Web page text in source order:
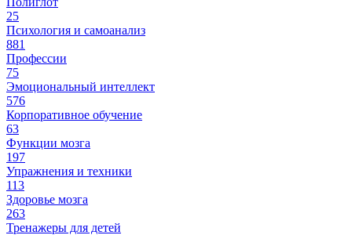
25
Психология и самоанализ
881
Профессии
75
Эмоциональный интеллект
576
Корпоративное обучение
63
Функции мозга
197
Упражнения и техники
113
Здоровье мозга
263
Тренажеры для детей